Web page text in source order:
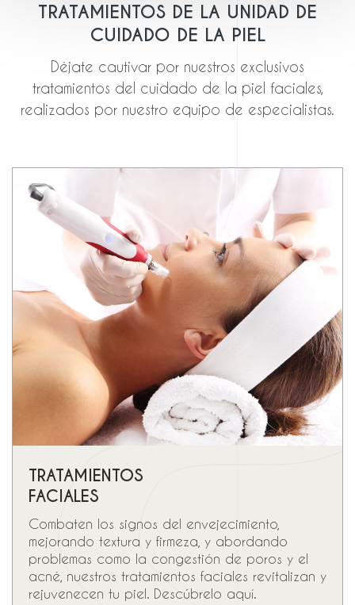
TRATAMIENTOS DE LA UNIDAD DE
CUIDADO DE LA PIEL
Déjate cautivar por nuestros exclusivos
tratamientos del cuidado de la piel faciales,
realizados por nuestro equipo de especialistas.
TRATAMIENTOS
FACIALES
Combaten los signos del envejecimiento,
mejorando textura y firmeza, y abordando
problemas como la congestión de poros y el
acné, nuestros tratamientos faciales revitalizan y
rejuvenecen tu piel. Descúbrelo aquí.